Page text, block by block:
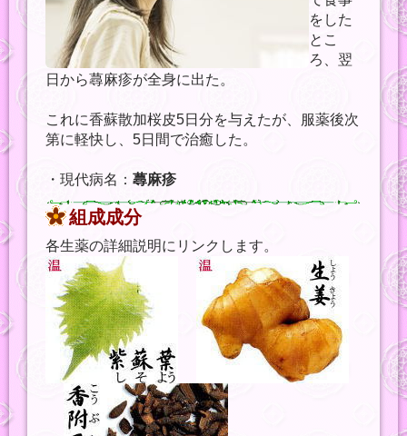
をした
とこ
ろ、翌
日から蕁麻疹が全身に出た。
これに香蘇散加桜皮5日分を与えたが、服薬後次
第に軽快し、5日間で治癒した。
・現代病名： 蕁麻疹
組成成分
各生薬の詳細説明にリンクします。